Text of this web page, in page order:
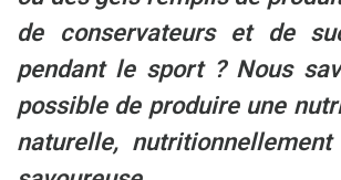
de conservateurs et de
pendant le sport ? Nous
possible de produire une
naturelle,